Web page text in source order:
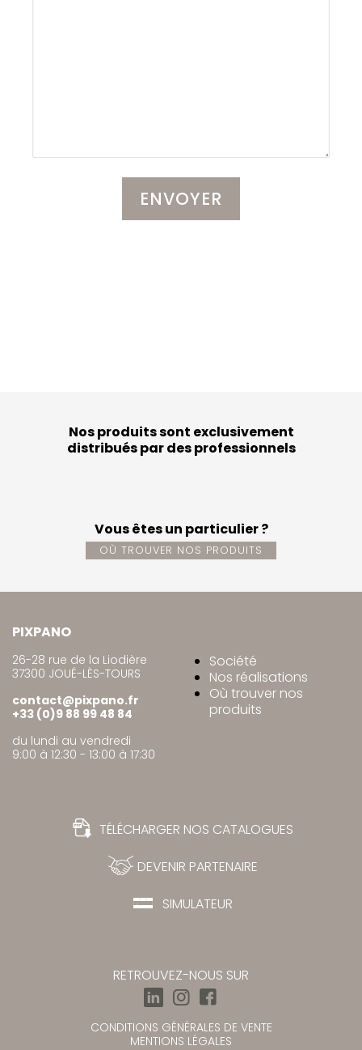
Nos produits sont exclusivement
distribués par des professionnels
Vous êtes un particulier ?
OÙ TROUVER NOS PRODUITS
PIXPANO
26-28 rue de la Liodière
37300 JOUÉ-LÈS-TOURS
contact@pixpano.fr
+33 (0)9 88 99 48 84
du lundi au vendredi
9:00 à 12:30 - 13:00 à 17:30
Société
Nos réalisations
Où trouver nos
produits
TÉLÉCHARGER NOS CATALOGUES
DEVENIR PARTENAIRE
SIMULATEUR
RETROUVEZ-NOUS SUR
CONDITIONS GÉNÉRALES DE VENTE
MENTIONS LÉGALES